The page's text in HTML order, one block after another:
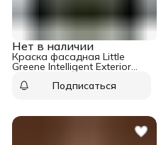
Нет в наличии
Краска фасадная Little
Greene Intelligent Exterior
Подписаться